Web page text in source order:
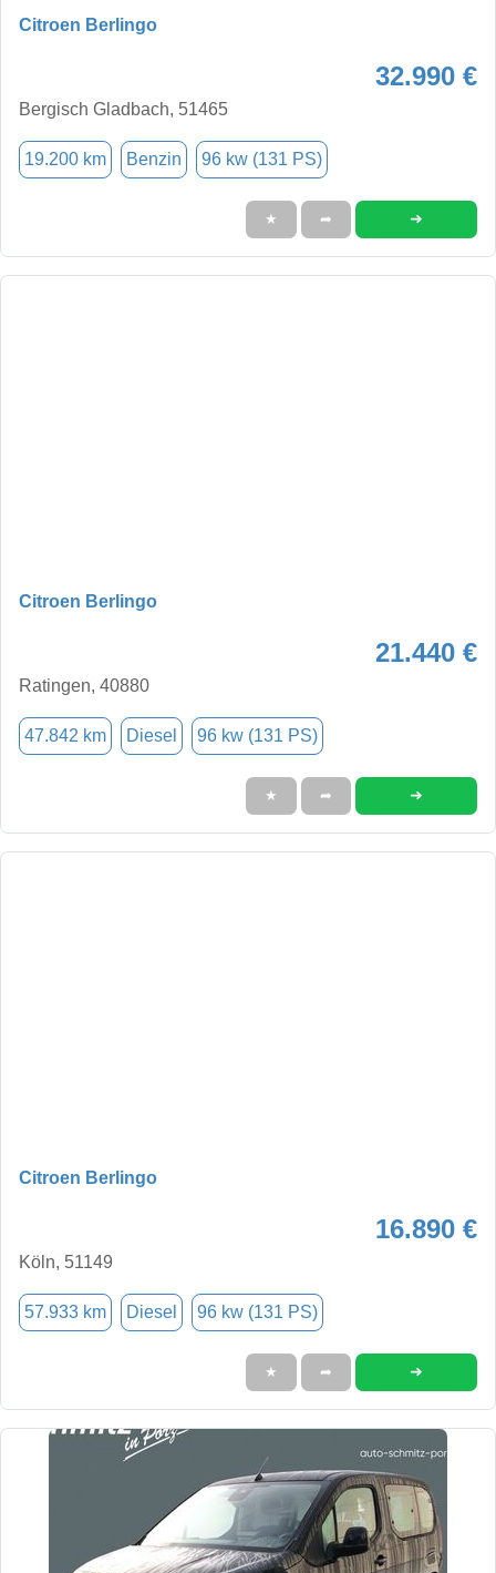
Citroen Berlingo
32.990 €
Bergisch Gladbach, 51465
19.200 km Benzin 96 kw (131 PS)
★ ➦ ➜
Citroen Berlingo
21.440 €
Ratingen, 40880
47.842 km Diesel 96 kw (131 PS)
★ ➦ ➜
Citroen Berlingo
16.890 €
Köln, 51149
57.933 km Diesel 96 kw (131 PS)
★ ➦ ➜